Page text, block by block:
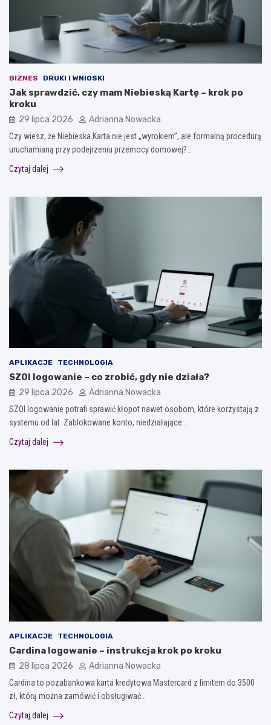
BIZNES DRUKI I WNIOSKI
Jak sprawdzić, czy mam Niebieską Kartę – krok po
kroku
29 lipca 2026 Adrianna Nowacka
Czy wiesz, że Niebieska Karta nie jest „wyrokiem”, ale formalną procedurą
uruchamianą przy podejrzeniu przemocy domowej?…
Czytaj dalej
APLIKACJE TECHNOLOGIA
SZOI logowanie – co zrobić, gdy nie działa?
29 lipca 2026 Adrianna Nowacka
SZOI logowanie potrafi sprawić kłopot nawet osobom, które korzystają z
systemu od lat. Zablokowane konto, niedziałające…
Czytaj dalej
APLIKACJE TECHNOLOGIA
Cardina logowanie – instrukcja krok po kroku
28 lipca 2026 Adrianna Nowacka
Cardina to pozabankowa karta kredytowa Mastercard z limitem do 3500
zł, którą można zamówić i obsługiwać…
Czytaj dalej